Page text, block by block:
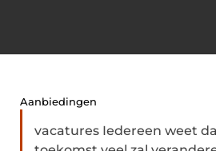
Aanbiedingen
vacatures Iedereen weet